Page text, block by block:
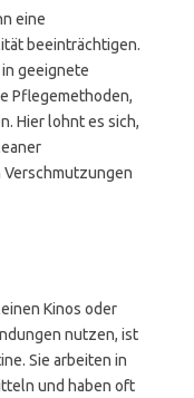
eine
beeinträchtigen.
geeignete
Pflegemethoden,
Hier lohnt es sich,
Kinos oder
nutzen, ist
Sie arbeiten in
und haben oft